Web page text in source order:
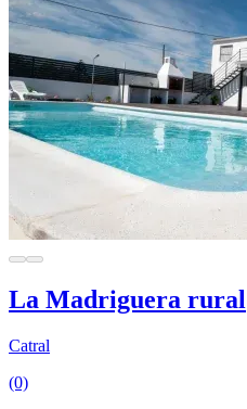
La Madriguera rural
Catral
(0)